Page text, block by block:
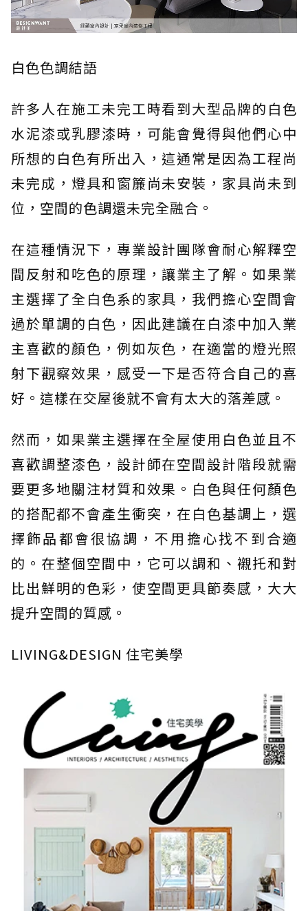
白色色調結語
許多人在施工未完工時看到大型品牌的白色
水泥漆或乳膠漆時，可能會覺得與他們心中
所想的白色有所出入，這通常是因為工程尚
未完成，燈具和窗簾尚未安裝，家具尚未到
位，空間的色調還未完全融合。
在這種情況下，專業設計團隊會耐心解釋空
間反射和吃色的原理，讓業主了解。如果業
主選擇了全白色系的家具，我們擔心空間會
過於單調的白色，因此建議在白漆中加入業
主喜歡的顏色，例如灰色，在適當的燈光照
射下觀察效果，感受一下是否符合自己的喜
好。這樣在交屋後就不會有太大的落差感。
然而，如果業主選擇在全屋使用白色並且不
喜歡調整漆色，設計師在空間設計階段就需
要更多地關注材質和效果。白色與任何顏色
的搭配都不會產生衝突，在白色基調上，選
擇飾品都會很協調，不用擔心找不到合適
的。在整個空間中，它可以調和、襯托和對
比出鮮明的色彩，使空間更具節奏感，大大
提升空間的質感。
LIVING&DESIGN 住宅美學